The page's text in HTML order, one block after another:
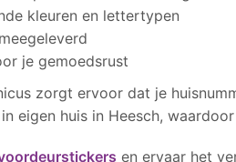
kleuren en lettertypen
je gemoedsrust
zorgt ervoor dat je
eigen huis in Heesch,
en ervaar het